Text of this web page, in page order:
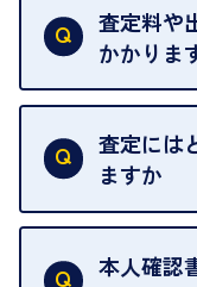
い。
お急ぎの場
可能な限り
は基本的に
せんので、
グオフが可
契約破棄と
きます。
売却当日を
出張買取の
査定料や
かかりま
一切いただ
だけない場
ございませ
査定には
ますか
お品物の内
取の場合は1
本人確認